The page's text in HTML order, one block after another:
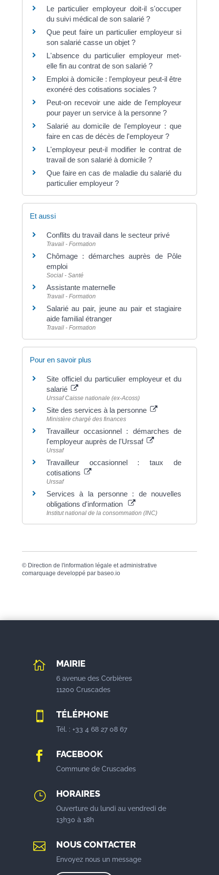
Le particulier employeur doit-il s'occuper
du suivi médical de son salarié ?
Que peut faire un particulier employeur si
son salarié casse un objet ?
L'absence du particulier employeur met-
elle fin au contrat de son salarié ?
Emploi à domicile : l'employeur peut-il être
exonéré des cotisations sociales ?
Peut-on recevoir une aide de l'employeur
pour payer un service à la personne ?
Salarié au domicile de l'employeur : que
faire en cas de décès de l'employeur ?
L'employeur peut-il modifier le contrat de
travail de son salarié à domicile ?
Que faire en cas de maladie du salarié du
particulier employeur ?
Et aussi
Conflits du travail dans le secteur privé
Travail - Formation
Chômage : démarches auprès de Pôle
emploi
Social - Santé
Assistante maternelle
Travail - Formation
Salarié au pair, jeune au pair et stagiaire
aide familial étranger
Travail - Formation
Pour en savoir plus
Site officiel du particulier employeur et du
salarié
Urssaf Caisse nationale (ex-Acoss)
Site des services à la personne
Ministère chargé des finances
Travailleur occasionnel : démarches de
l'employeur auprès de l'Urssaf
Urssaf
Travailleur occasionnel : taux de
cotisations
Urssaf
Services à la personne : de nouvelles
obligations d'information
Institut national de la consommation (INC)
© Direction de l'information légale et administrative
comarquage developpé par baseo.io
 MAIRIE
6 avenue des Corbières
11200 Cruscades
 TÉLÉPHONE
Tél. : +33 4 68 27 08 67
 FACEBOOK
Commune de Cruscades
} HORAIRES
Ouverture du lundi au vendredi de
13h30 à 18h
 NOUS CONTACTER
Envoyez nous un message